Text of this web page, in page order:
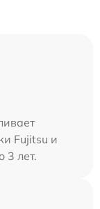
Fujitsu и
3 лет.